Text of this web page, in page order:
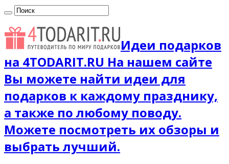
Идеи подарков
на 4TODARIT.RU На нашем сайте
Вы можете найти идеи для
подарков к каждому празднику,
а также по любому поводу.
Можете посмотреть их обзоры и
выбрать лучший.